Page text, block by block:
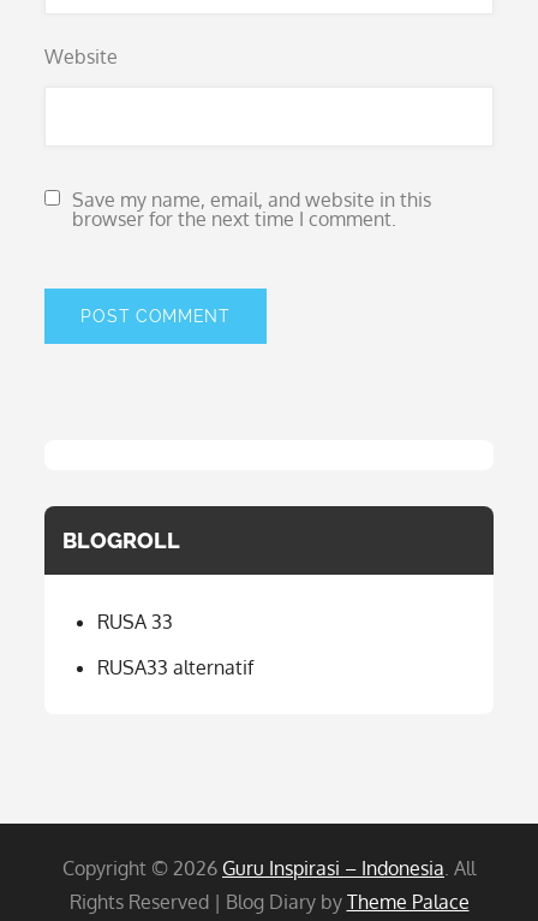
Website
Save my name, email, and website in this
browser for the next time I comment.
BLOGROLL
RUSA 33
RUSA33 alternatif
Copyright © 2026 Guru Inspirasi – Indonesia. All
Rights Reserved | Blog Diary by Theme Palace